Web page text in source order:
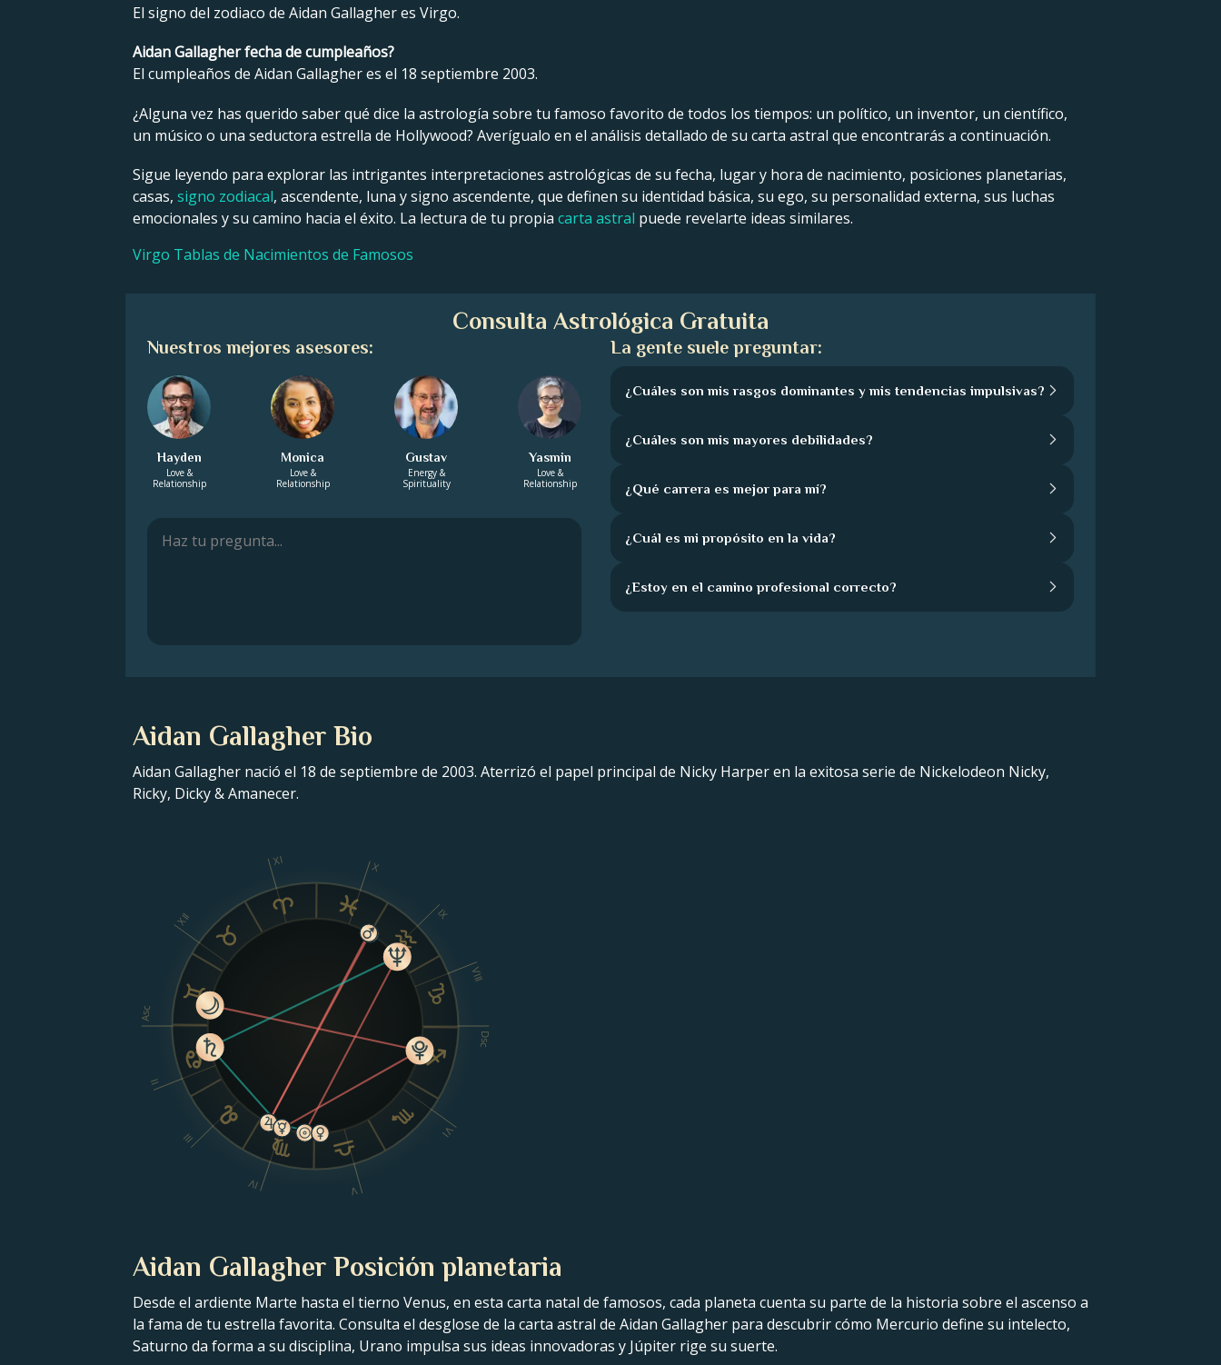
El signo del zodiaco de Aidan Gallagher es Virgo.
Aidan Gallagher fecha de cumpleaños?
El cumpleaños de Aidan Gallagher es el 18 septiembre 2003.
¿Alguna vez has querido saber qué dice la astrología sobre tu famoso favorito de todos los tiempos: un político, un inventor, un científico,
un músico o una seductora estrella de Hollywood? Averígualo en el análisis detallado de su carta astral que encontrarás a continuación.
Sigue leyendo para explorar las intrigantes interpretaciones astrológicas de su fecha, lugar y hora de nacimiento, posiciones planetarias,
casas, signo zodiacal, ascendente, luna y signo ascendente, que definen su identidad básica, su ego, su personalidad externa, sus luchas
emocionales y su camino hacia el éxito. La lectura de tu propia carta astral puede revelarte ideas similares.
Virgo Tablas de Nacimientos de Famosos
Consulta Astrológica Gratuita
Nuestros mejores asesores:
Hayden
Love &
Relationship
Monica
Love &
Relationship
Gustav
Energy &
Spirituality
Yasmin
Love &
Relationship
La gente suele preguntar:
¿Cuáles son mis rasgos dominantes y mis tendencias impulsivas?
¿Cuáles son mis mayores debilidades?
¿Qué carrera es mejor para mí?
¿Cuál es mi propósito en la vida?
¿Estoy en el camino profesional correcto?
Aidan Gallagher Bio
Aidan Gallagher nació el 18 de septiembre de 2003. Aterrizó el papel principal de Nicky Harper en la exitosa serie de Nickelodeon Nicky,
Ricky, Dicky & Amanecer.
Asc
II
III
IV V
VI
Dsc
VIII
IX
X
XI
XII
Aidan Gallagher Posición planetaria
Desde el ardiente Marte hasta el tierno Venus, en esta carta natal de famosos, cada planeta cuenta su parte de la historia sobre el ascenso a
la fama de tu estrella favorita. Consulta el desglose de la carta astral de Aidan Gallagher para descubrir cómo Mercurio define su intelecto,
Saturno da forma a su disciplina, Urano impulsa sus ideas innovadoras y Júpiter rige su suerte.